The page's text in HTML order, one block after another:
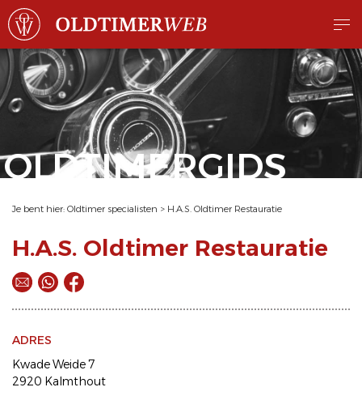
OLDTIMERGIDS
Je bent hier: Oldtimer specialisten > H.A.S. Oldtimer Restauratie
H.A.S. Oldtimer Restauratie
ADRES
Kwade Weide 7
2920 Kalmthout